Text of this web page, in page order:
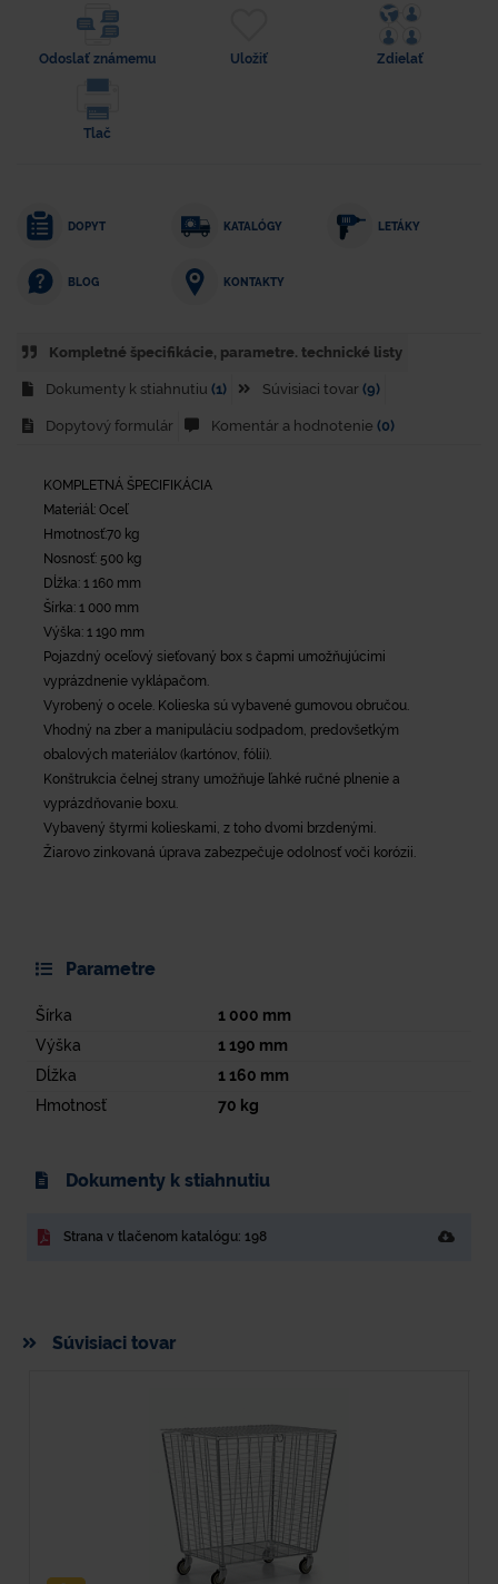
Odoslať známemu Uložiť Zdielať
Tlač
DOPYT KATALÓGY LETÁKY
BLOG KONTAKTY
Kompletné špecifikácie, parametre. technické listy
Dokumenty k stiahnutiu (1) Súvisiaci tovar (9)
Dopytový formulár Komentár a hodnotenie (0)
KOMPLETNÁ ŠPECIFIKÁCIA
Materiál: Oceľ
Hmotnosť:70 kg
Nosnosť: 500 kg
Dĺžka: 1 160 mm
Šírka: 1 000 mm
Výška: 1 190 mm
Pojazdný oceľový sieťovaný box s čapmi umožňujúcimi
vyprázdnenie vyklápačom.
Vyrobený o ocele. Kolieska sú vybavené gumovou obručou.
Vhodný na zber a manipuláciu sodpadom, predovšetkým
obalových materiálov (kartónov, fólií).
Konštrukcia čelnej strany umožňuje ľahké ručné plnenie a
vyprázdňovanie boxu.
Vybavený štyrmi kolieskami, z toho dvomi brzdenými.
Žiarovo zinkovaná úprava zabezpečuje odolnosť voči korózii.
Parametre
Šírka 1 000 mm
Výška
1 190 mm
Dĺžka
1 160 mm
Hmotnosť
70 kg
Dokumenty k stiahnutiu
Strana v tlačenom katalógu: 198
Súvisiaci tovar